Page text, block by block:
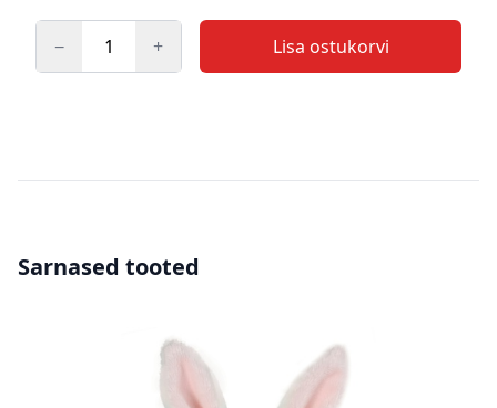
− + Lisa ostukorvi
Sarnased tooted